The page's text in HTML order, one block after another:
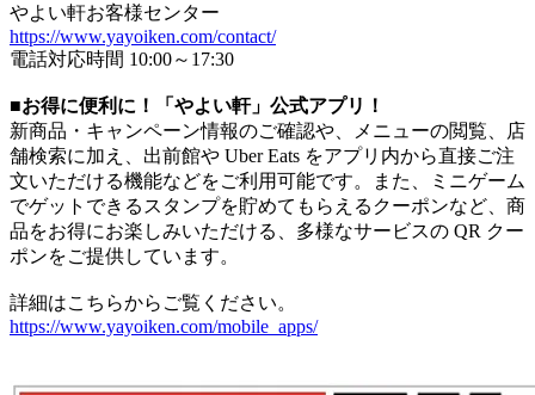
やよい軒お客様センター
https://www.yayoiken.com/contact/
電話対応時間 10:00～17:30
■お得に便利に！「やよい軒」公式アプリ！
新商品・キャンペーン情報のご確認や、メニューの閲覧、店
舗検索に加え、出前館や Uber Eats をアプリ内から直接ご注
文いただける機能などをご利用可能です。また、ミニゲーム
でゲットできるスタンプを貯めてもらえるクーポンなど、商
品をお得にお楽しみいただける、多様なサービスの QR クー
ポンをご提供しています。
詳細はこちらからご覧ください。
https://www.yayoiken.com/mobile_apps/